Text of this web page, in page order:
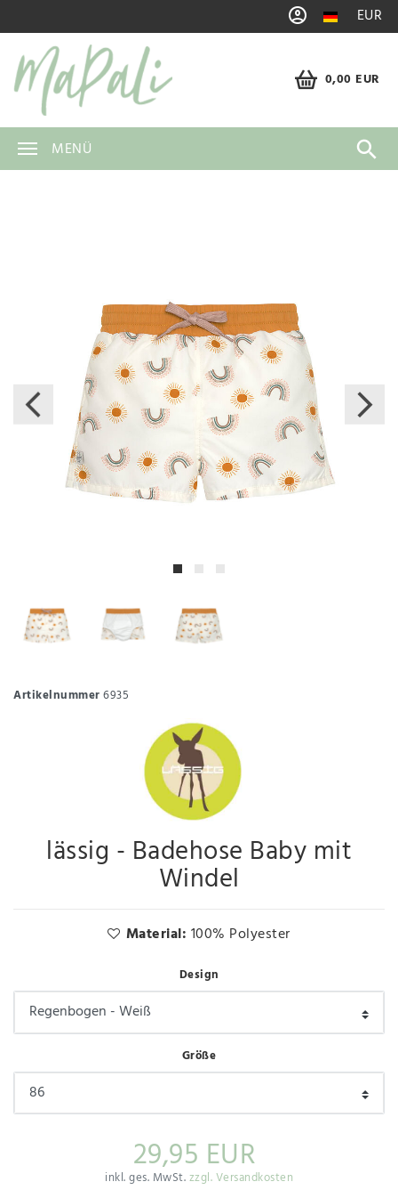
EUR
0,00 EUR
MENÜ
Artikelnummer6935
lässig - Badehose Baby mit
Windel
Material: 100% Polyester
Design
Größe
29,95 EUR
inkl. ges. MwSt.zzgl. Versandkosten